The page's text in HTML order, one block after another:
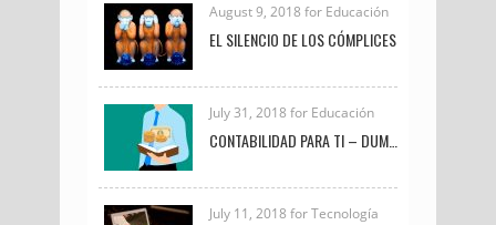
August 9, 2018 for Educación
EL SILENCIO DE LOS CÓMPLICES
July 31, 2018 for Educación
July 11, 2018 for Tecnología